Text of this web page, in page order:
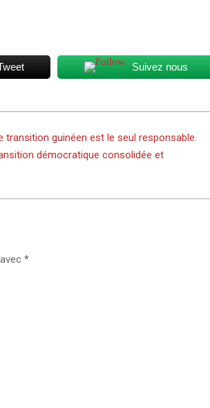
Suivez nous
transition guinéen est le seul responsable.
démocratique consolidée et
*